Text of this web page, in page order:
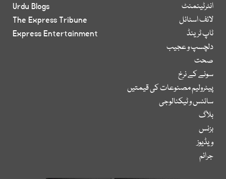
انٹرٹینمنٹ
لائف اسٹائل
ٹاپ ٹرینڈ
دلچسپ و عجیب
صحت
سونے کے نرخ
پیٹرولیم مصنوعات کی قیمتیں
سائنس و ٹیکنالوجی
بلاگ
بزنس
ویڈیوز
جرائم
Urdu Blogs
The Express Tribune
Express Entertainment